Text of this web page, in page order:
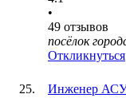
•
49 отзывов
посёлок
Откликнуться
Инженер